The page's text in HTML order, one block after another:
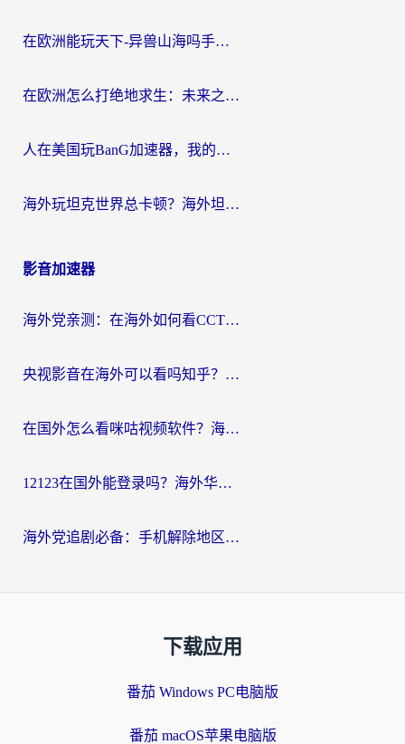
在欧洲能玩天下-异兽山海吗手游？海外玩家的加速器生存指南
在欧洲怎么打绝地求生：未来之役不卡？留学生亲测的加速器避坑指南
人在美国玩BanG加速器，我的延迟终于绿了
海外玩坦克世界总卡顿？海外坦克世界加速器有哪些？实测好用的选择在这里
影音加速器
海外党亲测：在海外如何看CCTV？告别“仅限大陆播放”的实用指南
央视影音在海外可以看吗知乎？留学生亲测：3步解决地域限制+追剧自由
在国外怎么看咪咕视频软件？海外党亲测有效的回国加速方案
12123在国外能登录吗？海外华人必看的回国加速实用指南
海外党追剧必备：手机解除地区限制app怎么选？解决央视视频&国内剧地区限制全指南
下载应用
番茄 Windows PC电脑版
番茄 macOS苹果电脑版